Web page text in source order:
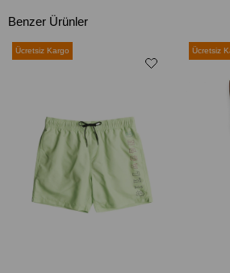
Benzer Ürünler
Ücretsiz Kargo Ücretsiz